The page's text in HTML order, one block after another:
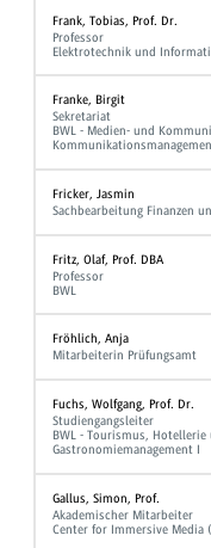
Frank, Tobias, Prof. Dr.
Professor
Elektrotechnik und
Franke, Birgit
Sekretariat
BWL - Medien- und
Fricker, Jasmin
Sachbearbeitung Finanzen
Fritz, Olaf, Prof. DBA
Professor
BWL
Fröhlich, Anja
Mitarbeiterin Prüfungsamt
Fuchs, Wolfgang, Prof. Dr.
Studiengangsleiter
BWL - Tourismus,
Gastronomiemanagement I
Gallus, Simon, Prof.
Akademischer Mitarbeiter
Center for Immersive Media